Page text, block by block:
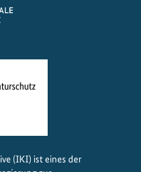
(IKI) ist eines der